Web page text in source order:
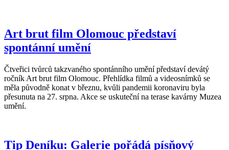
Art brut film Olomouc představí
spontánní umění
Čtveřici tvůrců takzvaného spontánního umění představí devátý
ročník Art brut film Olomouc. Přehlídka filmů a videosnímků se
měla původně konat v březnu, kvůli pandemii koronaviru byla
přesunuta na 27. srpna. Akce se uskuteční na terase kavárny Muzea
umění.
Tip Deníku: Galerie pořádá písňový